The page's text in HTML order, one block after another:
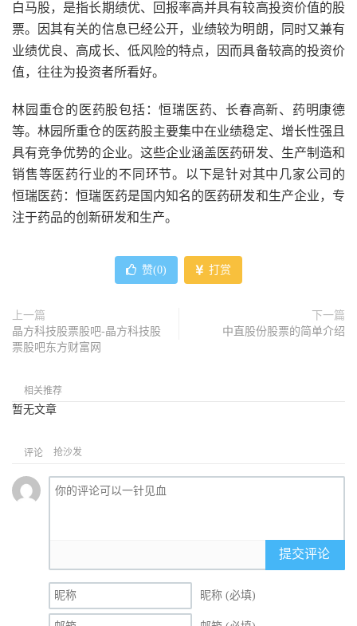
白马股，是指长期绩优、回报率高并具有较高投资价值的股
票。因其有关的信息已经公开，业绩较为明朗，同时又兼有
业绩优良、高成长、低风险的特点，因而具备较高的投资价
值，往往为投资者所看好。
林园重仓的医药股包括：恒瑞医药、长春高新、药明康德
等。林园所重仓的医药股主要集中在业绩稳定、增长性强且
具有竞争优势的企业。这些企业涵盖医药研发、生产制造和
销售等医药行业的不同环节。以下是针对其中几家公司的
恒瑞医药：恒瑞医药是国内知名的医药研发和生产企业，专
注于药品的创新研发和生产。
赞(0) 打赏
上一篇
晶方科技股票股吧-晶方科技股
票股吧东方财富网
下一篇
中直股份股票的简单介绍
相关推荐
暂无文章
评论 抢沙发
提交评论
昵称 (必填)